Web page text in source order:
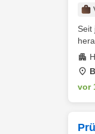
Seit
vor